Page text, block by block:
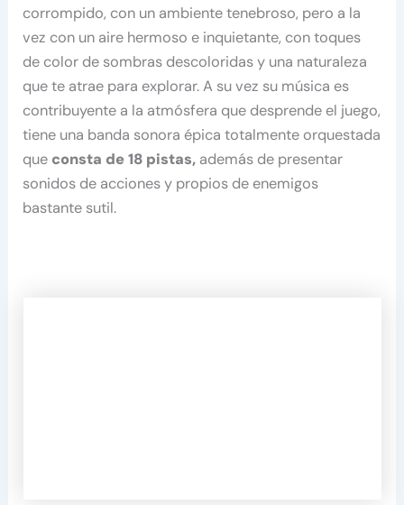
corrompido, con un ambiente tenebroso, pero a la
vez con un aire hermoso e inquietante, con toques
de color de sombras descoloridas y una naturaleza
que te atrae para explorar. A su vez su música es
contribuyente a la atmósfera que desprende el juego,
tiene una banda sonora épica totalmente orquestada
que consta de 18 pistas, además de presentar
sonidos de acciones y propios de enemigos
bastante sutil.